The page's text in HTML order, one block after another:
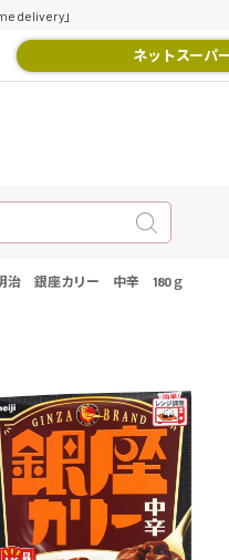
delivery」
ネットスーパ
治 銀座カリー 中辛 180ｇ